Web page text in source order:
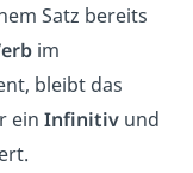
Satz bereits
im
bleibt das
ein Infinitivund